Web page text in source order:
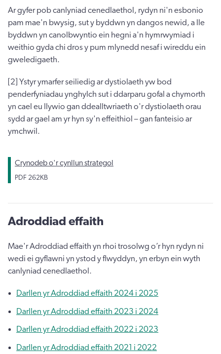
Ar gyfer pob canlyniad cenedlaethol, rydyn ni'n esbonio
pam mae'n bwysig, sut y byddwn yn dangos newid, a lle
byddwn yn canolbwyntio ein hegni a'n hymrwymiad i
weithio gyda chi dros y pum mlynedd nesaf i wireddu ein
gweledigaeth.
[2] Ystyr ymarfer seiliedig ar dystiolaeth yw bod
penderfyniadau ynghylch sut i ddarparu gofal a chymorth
yn cael eu llywio gan ddealltwriaeth o'r dystiolaeth orau
sydd ar gael am yr hyn sy'n effeithiol – gan fanteisio ar
ymchwil.
Crynodeb o'r cynllun strategol
PDF 262KB
Adroddiad effaith
Mae'r Adroddiad effaith yn rhoi trosolwg o’r hyn rydyn ni
wedi ei gyflawni yn ystod y flwyddyn, yn erbyn ein wyth
canlyniad cenedlaethol.
Darllen yr Adroddiad effaith 2024 i 2025
Darllen yr Adroddiad effaith 2023 i 2024
Darllen yr Adroddiad effaith 2022 i 2023
Darllen yr Adroddiad effaith 2021 i 2022